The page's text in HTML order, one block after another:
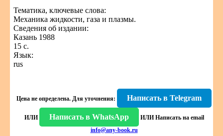
Тематика, ключевые слова:
Механика жидкости, газа и плазмы.
Сведения об издании:
Казань 1988
15 с.
Язык:
rus
Цена не определена. Для уточнения: Написать в Telegram
ИЛИ Написать в WhatsApp ИЛИ Написать на email
info@any-book.ru